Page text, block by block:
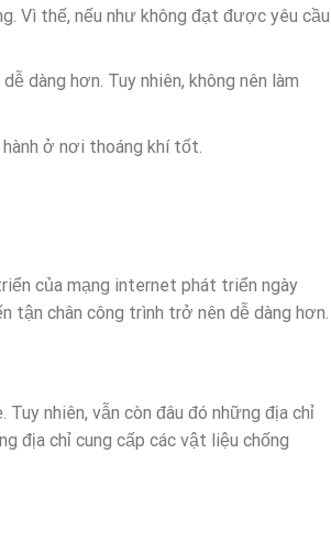
Vì thế, nếu như không đạt được yêu cầu
dàng hơn. Tuy nhiên, không nên làm
ở nơi thoáng khí tốt.
của mạng internet phát triển ngày
tận chân công trình trở nên dễ dàng hơn.
Tuy nhiên, vẫn còn đâu đó những địa chỉ
địa chỉ cung cấp các vật liệu chống